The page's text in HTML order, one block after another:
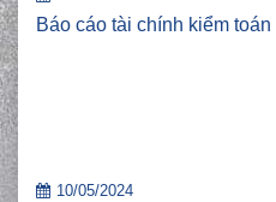
Báo cáo tài chính kiểm
10/05/2024